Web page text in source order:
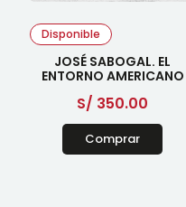
Disponible
JOSÉ SABOGAL. EL
ENTORNO AMERICANO
S/ 350.00
Comprar